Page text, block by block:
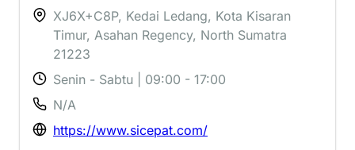
XJ6X+C8P, Kedai Ledang, Kota Kisaran
Timur, Asahan Regency, North Sumatra
21223
Senin - Sabtu | 09:00 - 17:00
N/A
https://www.sicepat.com/